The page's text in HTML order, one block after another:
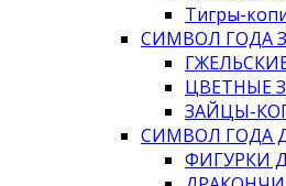
Тигры-
СИМВОЛ ГОДА
ЦВЕТНЫЕ
ЗАЙЦЫ-
СИМВОЛ ГОДА
ФИГУРКИ